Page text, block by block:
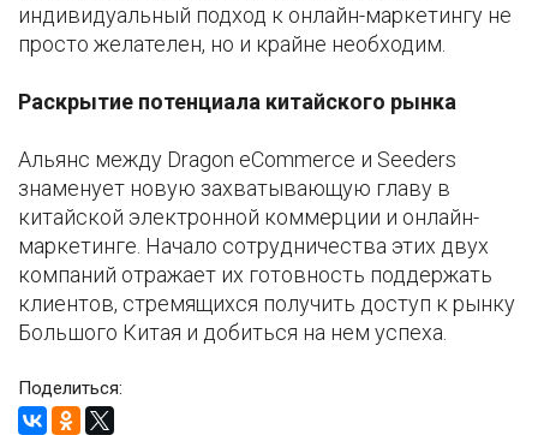
индивидуальный подход к онлайн-маркетингу не
просто желателен, но и крайне необходим.
Раскрытие потенциала китайского рынка
Альянс между Dragon eCommerce и Seeders
знаменует новую захватывающую главу в
китайской электронной коммерции и онлайн-
маркетинге. Начало сотрудничества этих двух
компаний отражает их готовность поддержать
клиентов, стремящихся получить доступ к рынку
Большого Китая и добиться на нем успеха.
Поделиться: